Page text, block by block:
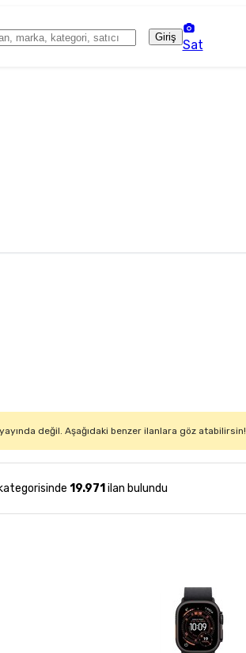
Giriş
Sat
yayında değil. Aşağıdaki benzer ilanlara göz atabilirsin!
kategorisinde 19.971 ilan bulundu